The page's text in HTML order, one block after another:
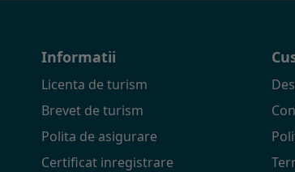
Informatii
Licenta de turism
Brevet de turism
Polita de asigurare
Certificat inregistrare